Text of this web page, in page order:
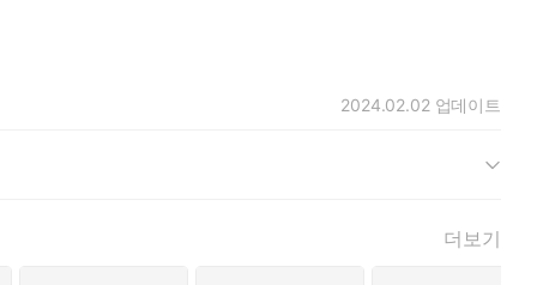
2024.02.02업데이트
더보기